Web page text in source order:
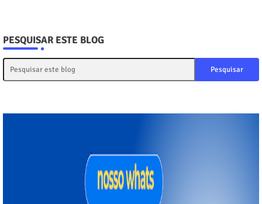
PESQUISAR ESTE BLOG